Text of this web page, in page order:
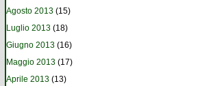
Agosto 2013 (15)
Luglio 2013 (18)
Giugno 2013 (16)
Maggio 2013 (17)
Aprile 2013 (13)